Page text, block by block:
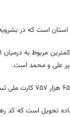
مربوط به درمیان
علی و محمد است.
صادر شده که آماده تحویل